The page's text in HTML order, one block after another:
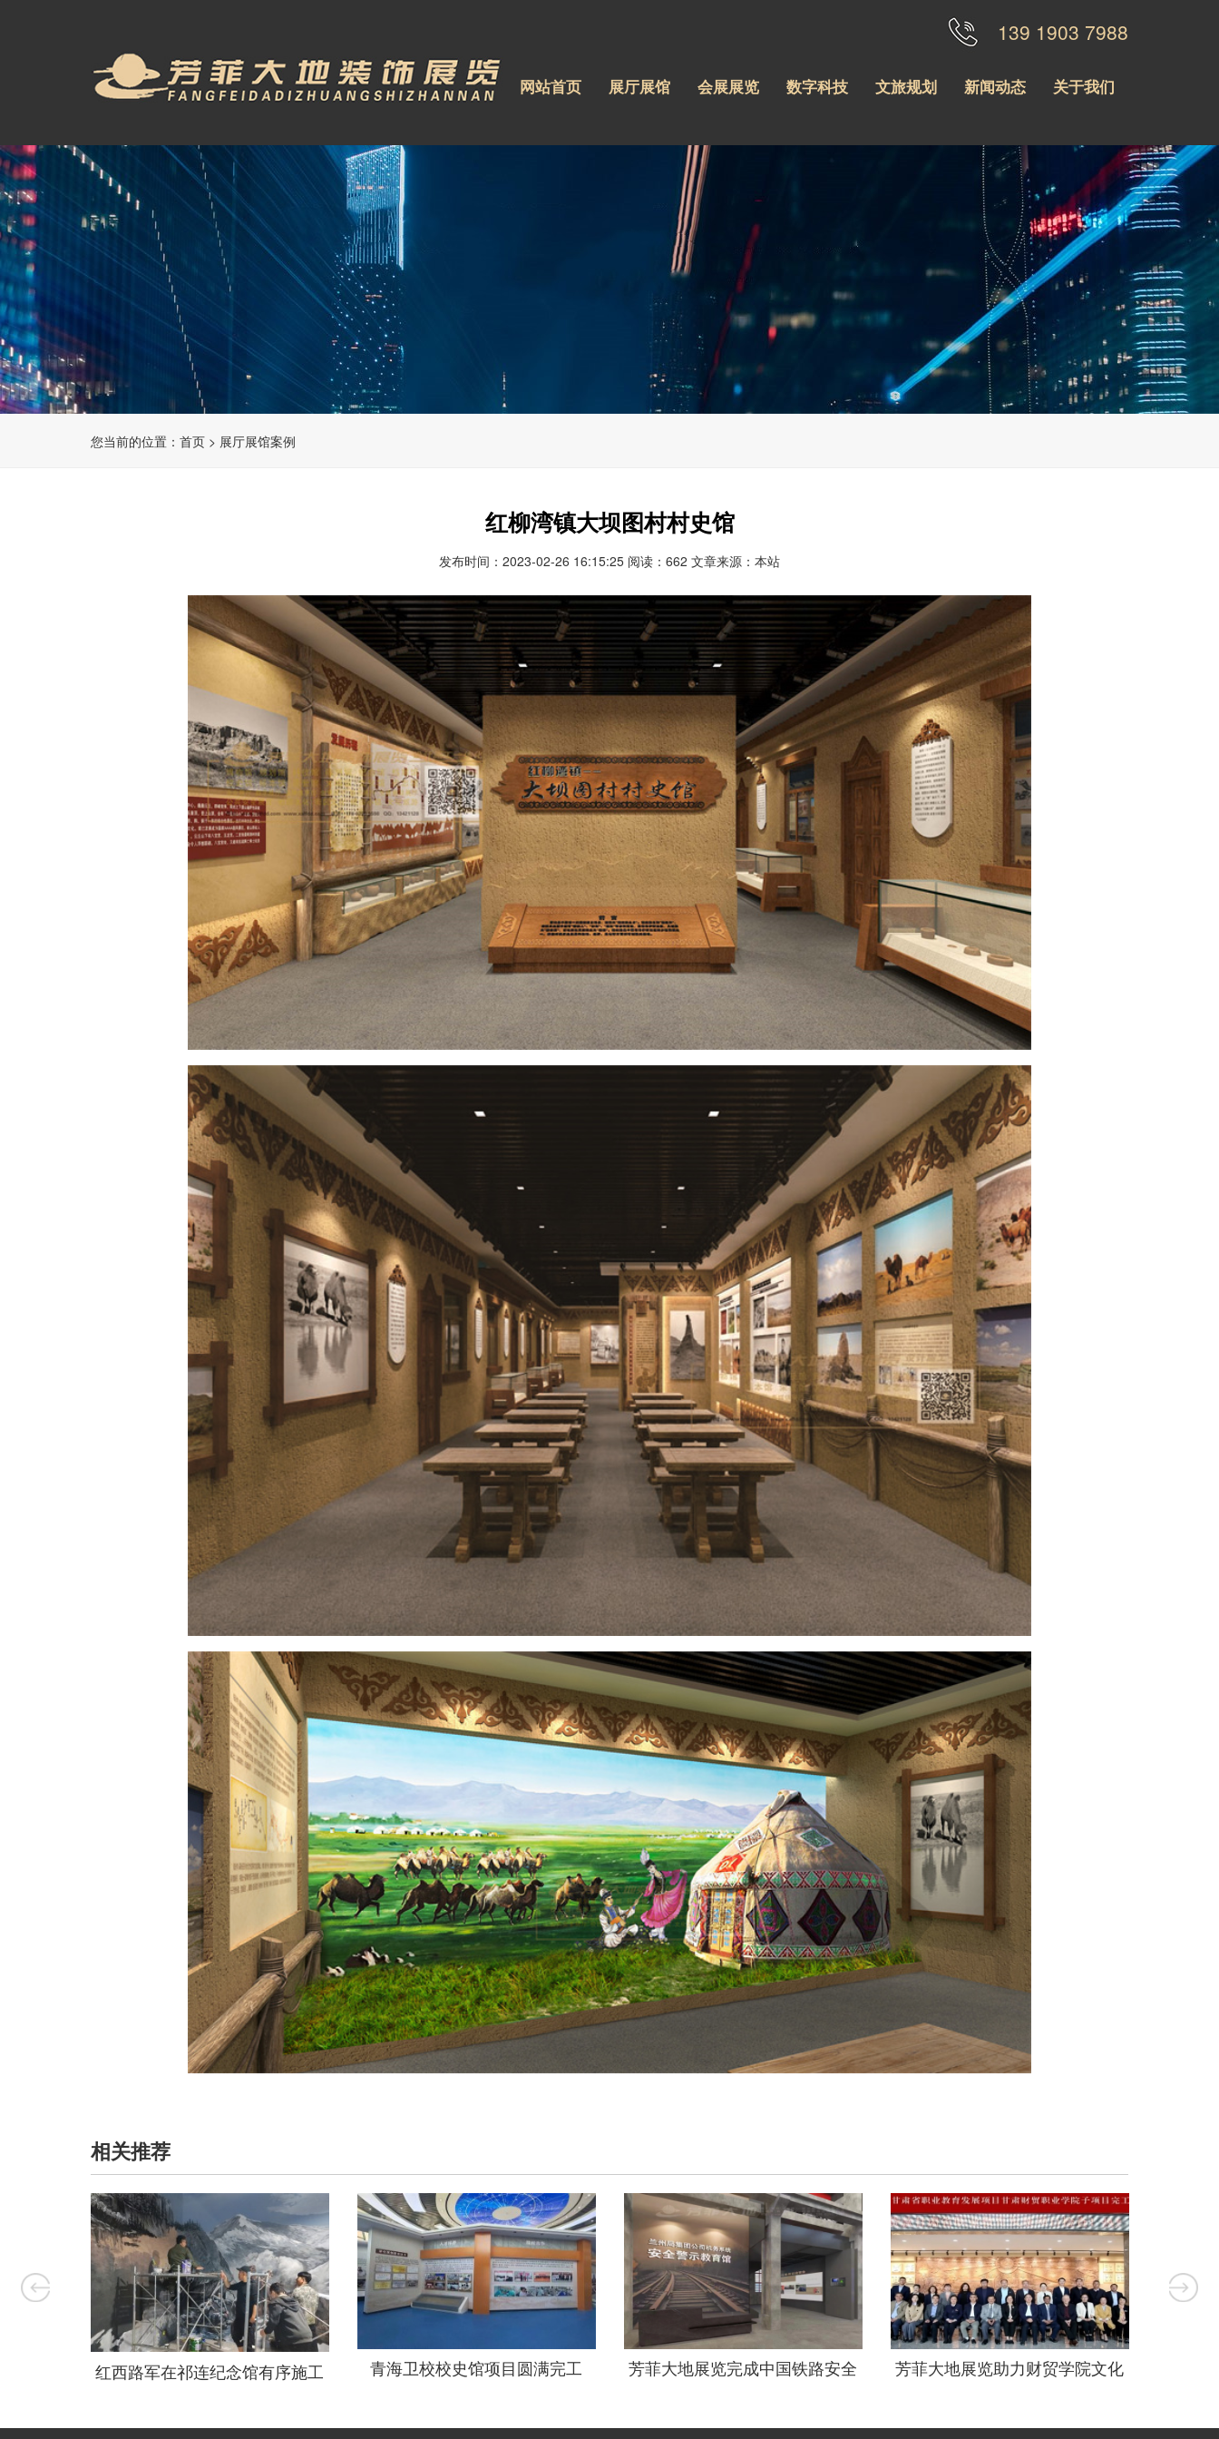
139 1903 7988
网站首页 展厅展馆 会展展览 数字科技 文旅规划 新闻动态 关于我们
您当前的位置： 首页 > 展厅展馆案例
红柳湾镇大坝图村村史馆
发布时间：2023-02-26 16:15:25 阅读：662 文章来源：本站
相关推荐
红西路军在祁连纪念馆有序施工 青海卫校校史馆项目圆满完工
芳菲大地展览完成中国铁路安全
芳菲大地展览助力财贸学院文化